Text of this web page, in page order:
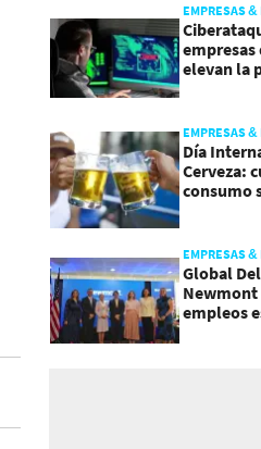
EMPRESAS
empresas
elevan la
EMPRESAS
Día
Cerveza:
consumo
EMPRESAS
Global
Newmont
empleos